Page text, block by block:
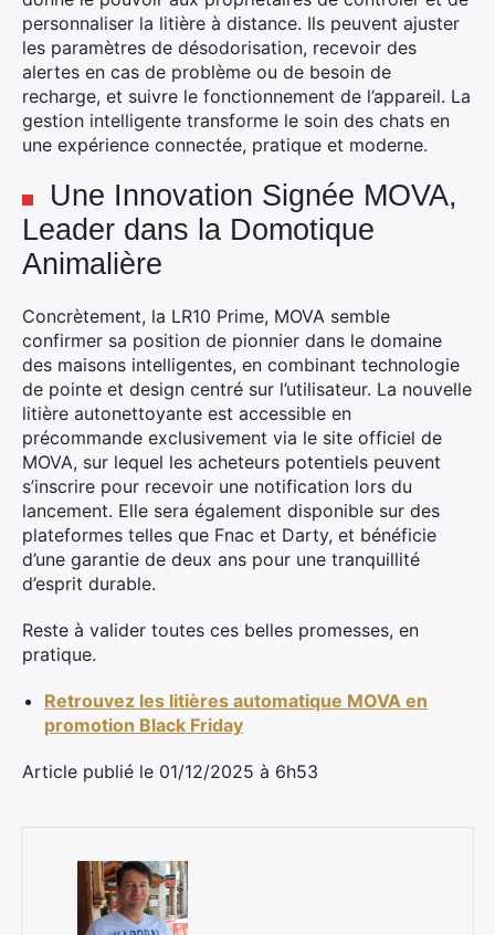
personnaliser la litière à distance. Ils peuvent ajuster
les paramètres de désodorisation, recevoir des
alertes en cas de problème ou de besoin de
recharge, et suivre le fonctionnement de l’appareil. La
gestion intelligente transforme le soin des chats en
une expérience connectée, pratique et moderne.
Une Innovation Signée MOVA,
Leader dans la Domotique
Animalière
Concrètement, la LR10 Prime, MOVA semble
confirmer sa position de pionnier dans le domaine
des maisons intelligentes, en combinant technologie
de pointe et design centré sur l’utilisateur. La nouvelle
litière autonettoyante est accessible en
précommande exclusivement via le site officiel de
MOVA, sur lequel les acheteurs potentiels peuvent
s’inscrire pour recevoir une notification lors du
lancement. Elle sera également disponible sur des
plateformes telles que Fnac et Darty, et bénéficie
d’une garantie de deux ans pour une tranquillité
d’esprit durable.
Reste à valider toutes ces belles promesses, en
pratique.
Retrouvez les litières automatique MOVA en
promotion Black Friday
Article publié le 01/12/2025 à 6h53